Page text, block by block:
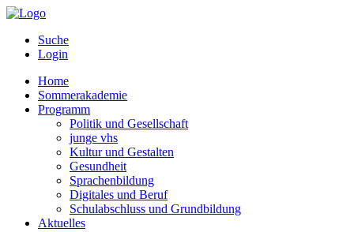
Suche
Login
Home
Sommerakademie
Programm
Politik und Gesellschaft
junge vhs
Kultur und Gestalten
Gesundheit
Sprachenbildung
Digitales und Beruf
Schulabschluss und Grundbildung
Aktuelles